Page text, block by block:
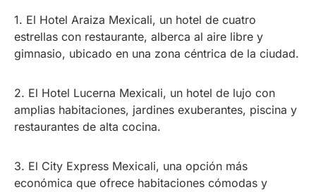
1. El Hotel Araiza Mexicali, un hotel de cuatro
estrellas con restaurante, alberca al aire libre y
gimnasio, ubicado en una zona céntrica de la ciudad.
2. El Hotel Lucerna Mexicali, un hotel de lujo con
amplias habitaciones, jardines exuberantes, piscina y
restaurantes de alta cocina.
3. El City Express Mexicali, una opción más
económica que ofrece habitaciones cómodas y